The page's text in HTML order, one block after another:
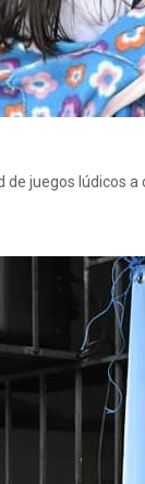
juegos lúdicos